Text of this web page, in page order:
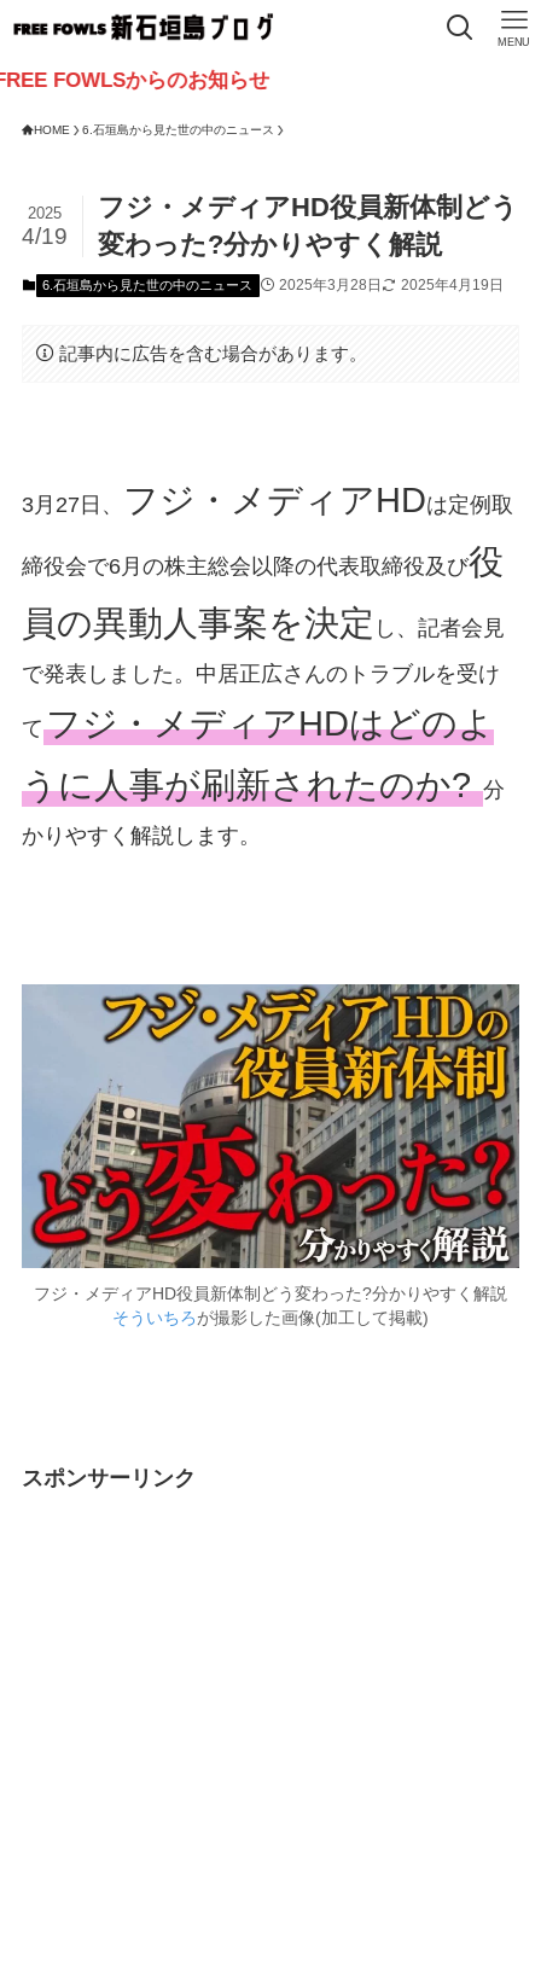
MENU
からのお知らせ
HOME 6.石垣島から見た世の中のニュース
フジ・メディアHD役員新体制どう
変わった?分かりやすく解説
2025
4/19
6.石垣島から見た世の中のニュース 2025年3月28日 2025年4月19日
記事内に広告を含む場合があります。
3月27日、 フジ・メディアHDは定例取
締役会で6月の株主総会以降の代表取締役及び役
員の異動人事案を決定 し、記者会見
で発表しました。中居正広さんのトラブルを受け
てフジ・メディアHDはどのよ
うに人事が刷新されたのか?分
かりやすく解説します。
フジ・メディアHD役員新体制どう変わった?分かりやすく解説
そういちろが撮影した画像(加工して掲載)
スポンサーリンク